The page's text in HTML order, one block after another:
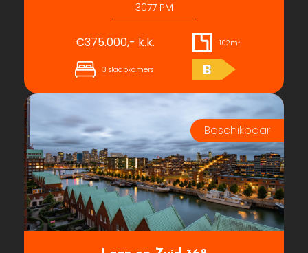
3077 PM
€375.000,- k.k. 102m²
3 slaapkamers B